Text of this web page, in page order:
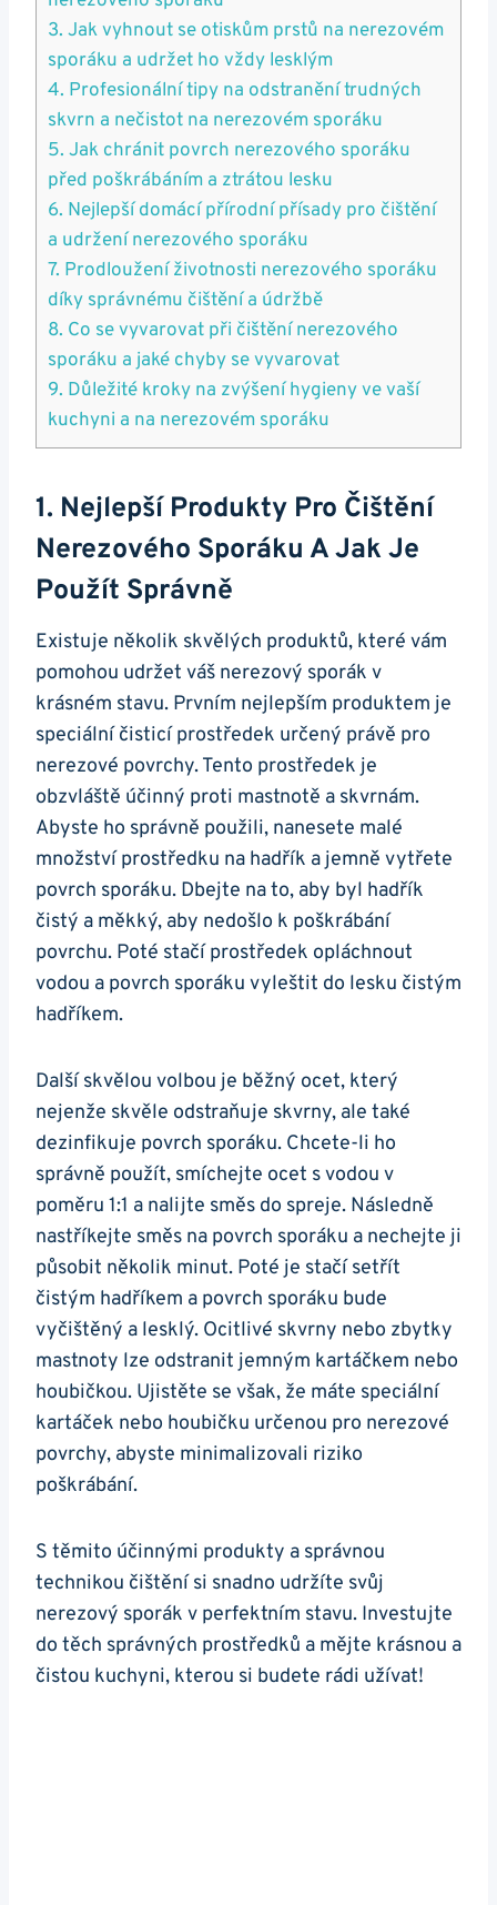
3. Jak⁢ vyhnout⁢ se otiskům ‌prstů ‍na nerezovém⁢
sporáku a⁣ udržet ho vždy‌ lesklým
4. Profesionální⁢ tipy⁢ na‌ odstranění trudných
skvrn a nečistot ‍na nerezovém sporáku
5. Jak chránit povrch ‍nerezového ​sporáku
před poškrábáním a⁤ ztrátou ​lesku
6.‍ Nejlepší domácí⁤ přírodní přísady pro ‍čištění
a udržení nerezového sporáku
7. Prodloužení životnosti nerezového⁤ sporáku
díky správnému ​čištění a údržbě
8. Co se⁤ vyvarovat ‍při‌ čištění ​nerezového
sporáku​ a jaké chyby se vyvarovat
9. ​Důležité kroky na zvýšení⁣ hygieny ve vaší
kuchyni a‌ na ‍nerezovém sporáku
1. Nejlepší Produkty Pro Čištění
Nerezového ‍sporáku ⁣a Jak⁤ Je
Použít‍ Správně
Existuje několik skvělých produktů, které vám
pomohou udržet ‌váš⁤ nerezový‌ sporák​ v
⁣krásném stavu. Prvním nejlepším produktem⁤ je
speciální ‌čisticí prostředek určený⁢ právě ‌pro
nerezové ⁢povrchy. Tento prostředek je
obzvláště ​účinný proti mastnotě a skvrnám.
Abyste⁢ ho správně použili, nanesete malé
⁤množství prostředku na hadřík a jemně vytřete⁢
povrch sporáku. Dbejte na to, aby byl hadřík
čistý a měkký, aby nedošlo k⁣ poškrábání
povrchu. Poté stačí prostředek opláchnout
vodou a povrch sporáku⁤ vyleštit do ⁣lesku čistým
hadříkem.
Další skvělou ⁤volbou je běžný⁢ ocet, ⁢který‌
nejenže ‍skvěle odstraňuje skvrny, ale také
dezinfikuje⁤ povrch ‌sporáku. Chcete-li⁤ ho
správně použít, smíchejte ocet s vodou v
poměru 1:1​ a nalijte⁣ směs do spreje. Následně ​
nastříkejte směs‍ na povrch ⁣sporáku ⁢a nechejte ji
působit několik minut. Poté‌ je stačí setřít
čistým⁣ hadříkem a ⁢povrch⁤ sporáku bude
vyčištěný a lesklý. Ocitlivé​ skvrny nebo zbytky
⁢mastnoty lze odstranit jemným kartáčkem⁣ nebo⁤
houbičkou.⁣ Ujistěte se však, že máte speciální
kartáček nebo houbičku⁢ určenou pro ‍nerezové ​
povrchy,⁣ abyste ⁣minimalizovali riziko
poškrábání.
S ‌těmito ⁤účinnými produkty a správnou
technikou čištění si snadno udržíte⁤ svůj
nerezový sporák ⁢v ‍perfektním stavu. Investujte
do těch správných ​prostředků a mějte krásnou ‍a
čistou kuchyni,‌ kterou si budete ​rádi‍ užívat!